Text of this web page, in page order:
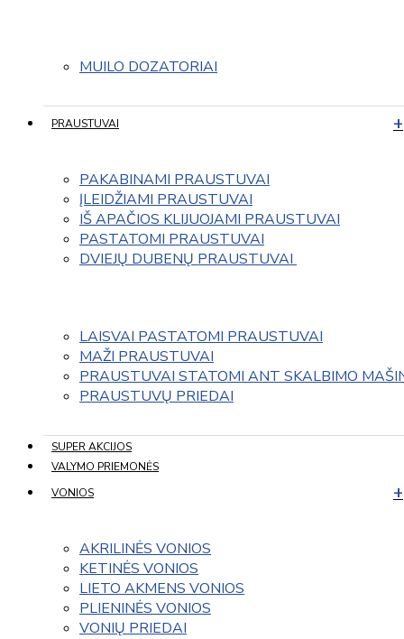
MUILO DOZATORIAI
PRAUSTUVAI
PAKABINAMI PRAUSTUVAI
ĮLEIDŽIAMI PRAUSTUVAI
IŠ APAČIOS KLIJUOJAMI PRAUSTUVAI
PASTATOMI PRAUSTUVAI
DVIEJŲ DUBENŲ PRAUSTUVAI
LAISVAI PASTATOMI PRAUSTUVAI
MAŽI PRAUSTUVAI
PRAUSTUVAI STATOMI ANT SKALBIMO
PRAUSTUVŲ PRIEDAI
SUPER AKCIJOS
VALYMO PRIEMONĖS
VONIOS
AKRILINĖS VONIOS
KETINĖS VONIOS
LIETO AKMENS VONIOS
PLIENINĖS VONIOS
VONIŲ PRIEDAI